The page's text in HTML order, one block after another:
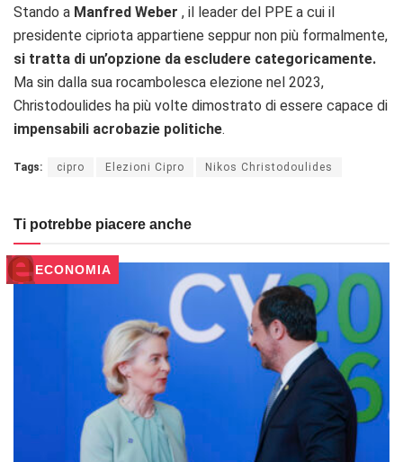
Stando a Manfred Weber , il leader del PPE a cui il
presidente cipriota appartiene seppur non più formalmente,
si tratta di un’opzione da escludere categoricamente.
Ma sin dalla sua rocambolesca elezione nel 2023,
Christodoulides ha più volte dimostrato di essere capace di
impensabili acrobazie politiche.
Tags: cipro Elezioni Cipro Nikos Christodoulides
Ti potrebbe piacere anche
ECONOMIA